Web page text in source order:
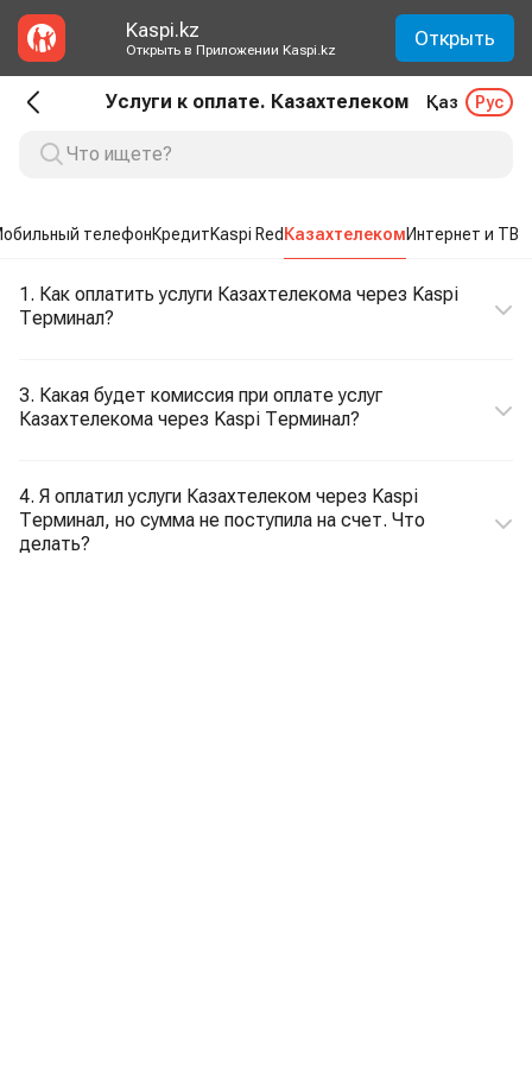
Kaspi.kz
Открыть в Приложении Kaspi.kz Открыть
Услуги к оплате. Казахтелеком Қаз Рус
телефонКредитKaspi Red КазахтелекомИнтернет и ТВ
1. Как оплатить услуги Казахтелекома через Kaspi
Терминал?
3. Какая будет комиссия при оплате услуг
Казахтелекома через Kaspi Терминал?
4. Я оплатил услуги Казахтелеком через Kaspi
Терминал, но сумма не поступила на счет. Что
делать?